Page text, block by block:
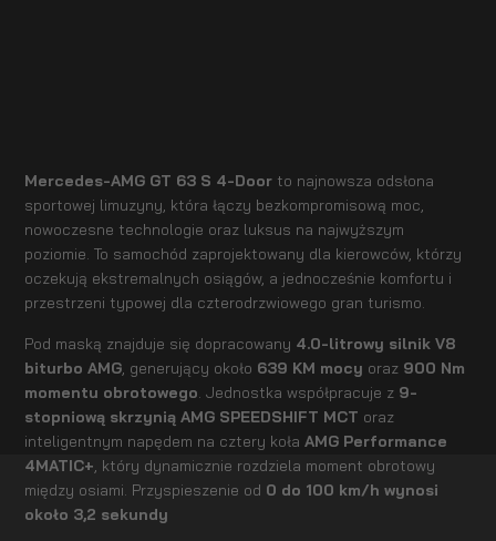
Mercedes-AMG GT 63 S 4-Door to najnowsza odsłona
sportowej limuzyny, która łączy bezkompromisową moc,
nowoczesne technologie oraz luksus na najwyższym
poziomie. To samochód zaprojektowany dla kierowców, którzy
oczekują ekstremalnych osiągów, a jednocześnie komfortu i
przestrzeni typowej dla czterodrzwiowego gran turismo.
Pod maską znajduje się dopracowany 4.0-litrowy silnik V8
biturbo AMG , generujący około 639 KM mocy oraz 900 Nm
momentu obrotowego . Jednostka współpracuje z 9-
stopniową skrzynią AMG SPEEDSHIFT MCT oraz
inteligentnym napędem na cztery kołaAMG Performance
4MATIC+ , który dynamicznie rozdziela moment obrotowy
między osiami. Przyspieszenie od 0 do 100 km/h wynosi
około 3,2 sekundy